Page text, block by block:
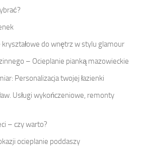
do wnętrz w stylu glamour
– Ocieplanie pianką mazowieckie
Personalizacja twojej łazienki
Usługi wykończeniowe, remonty
– czy warto?
ocieplanie poddaszy